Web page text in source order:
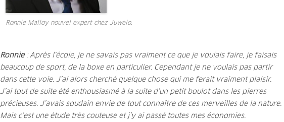
Ronnie Malloy nouvel expert chez Juwelo.
Ronnie : Après l’école, je ne savais pas vraiment ce que je voulais faire, je faisais
beaucoup de sport, de la boxe en particulier. Cependant je ne voulais pas partir
dans cette voie. J’ai alors cherché quelque chose qui me ferait vraiment plaisir.
J’ai tout de suite été enthousiasmé à la suite d’un petit boulot dans les pierres
précieuses. J’avais soudain envie de tout connaître de ces merveilles de la nature.
Mais c’est une étude très couteuse et j’y ai passé toutes mes économies.